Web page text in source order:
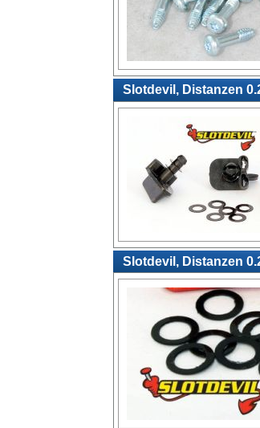
Slotdevil, Distanzen
Slotdevil, Distanzen